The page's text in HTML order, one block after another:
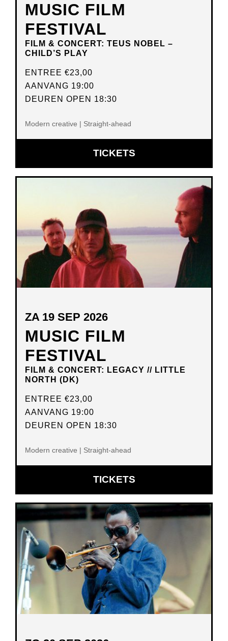
MUSIC FILM
FESTIVAL
FILM & CONCERT: TEUS NOBEL –
CHILD’S PLAY
ENTREE €23,00
AANVANG 19:00
DEUREN OPEN 18:30
Modern creative | Straight-ahead
TICKETSOPENT
IN
VENSTER
MUSIC FILM
FESTIVAL
FILM & CONCERT: LEGACY // LITTLE
NORTH (DK)
ZA 19 SEP 2026
ENTREE €23,00
AANVANG 19:00
DEUREN OPEN 18:30
Modern creative | Straight-ahead
TICKETSOPENT
IN
NIEUW
VENSTER